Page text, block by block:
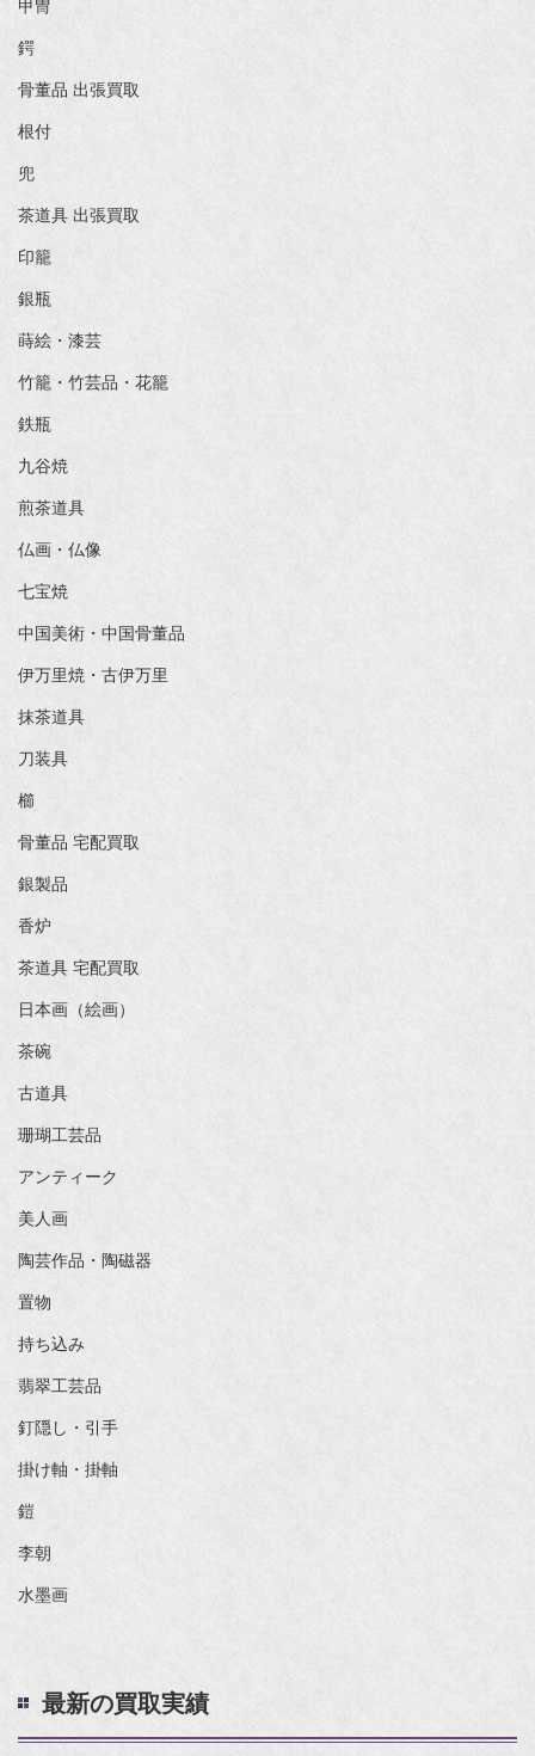
甲冑
鍔
骨董品 出張買取
根付
兜
茶道具 出張買取
印籠
銀瓶
蒔絵・漆芸
竹籠・竹芸品・花籠
鉄瓶
九谷焼
煎茶道具
仏画・仏像
七宝焼
中国美術・中国骨董品
伊万里焼・古伊万里
抹茶道具
刀装具
櫛
骨董品 宅配買取
銀製品
香炉
茶道具 宅配買取
日本画（絵画）
茶碗
古道具
珊瑚工芸品
アンティーク
美人画
陶芸作品・陶磁器
置物
持ち込み
翡翠工芸品
釘隠し・引手
掛け軸・掛軸
鎧
李朝
水墨画
最新の買取実績